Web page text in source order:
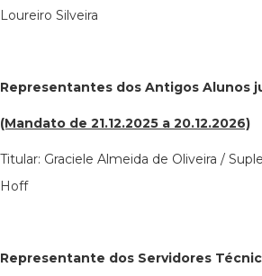
Loureiro Silveira
Representantes dos Antigos Alunos
(Mandato de 21.12.2025 a 20.12.2026)
Titular: Graciele Almeida de Oliveira /
Hoff
Representante dos Servidores